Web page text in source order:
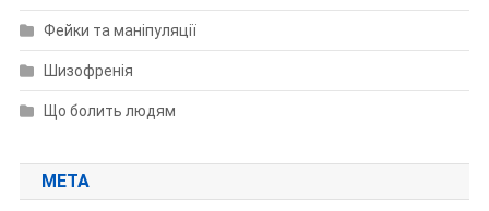
Фейки та маніпуляції
Шизофренія
Що болить людям
МЕТА